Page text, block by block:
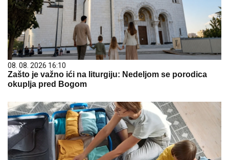
08. 08. 2026 16:10
Zašto je važno ići na liturgiju: Nedeljom se porodica
okuplja pred Bogom